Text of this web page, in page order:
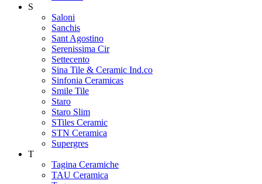
S
Saloni
Sanchis
Sant Agostino
Serenissima Cir
Settecento
Sina Tile & Ceramic Ind.co
Sinfonia Ceramicas
Smile Tile
Staro
Staro Slim
STiles Ceramic
STN Ceramica
Supergres
T
Tagina Ceramiche
TAU Ceramica